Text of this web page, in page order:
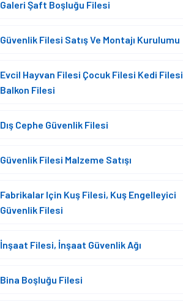
Galeri Şaft Boşluğu Filesi
Güvenlik Filesi Satış Ve Montajı Kurulumu
Evcil Hayvan Filesi Çocuk Filesi Kedi Filesi
Balkon Filesi
Dış Cephe Güvenlik Filesi
Güvenlik Filesi Malzeme Satışı
Fabrikalar Için Kuş Filesi, Kuş Engelleyici
Güvenlik Filesi
İnşaat Filesi, İnşaat Güvenlik Ağı
Bina Boşluğu Filesi